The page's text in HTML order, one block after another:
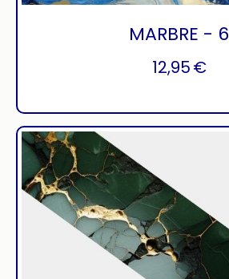
MARBRE - 6
12,95€